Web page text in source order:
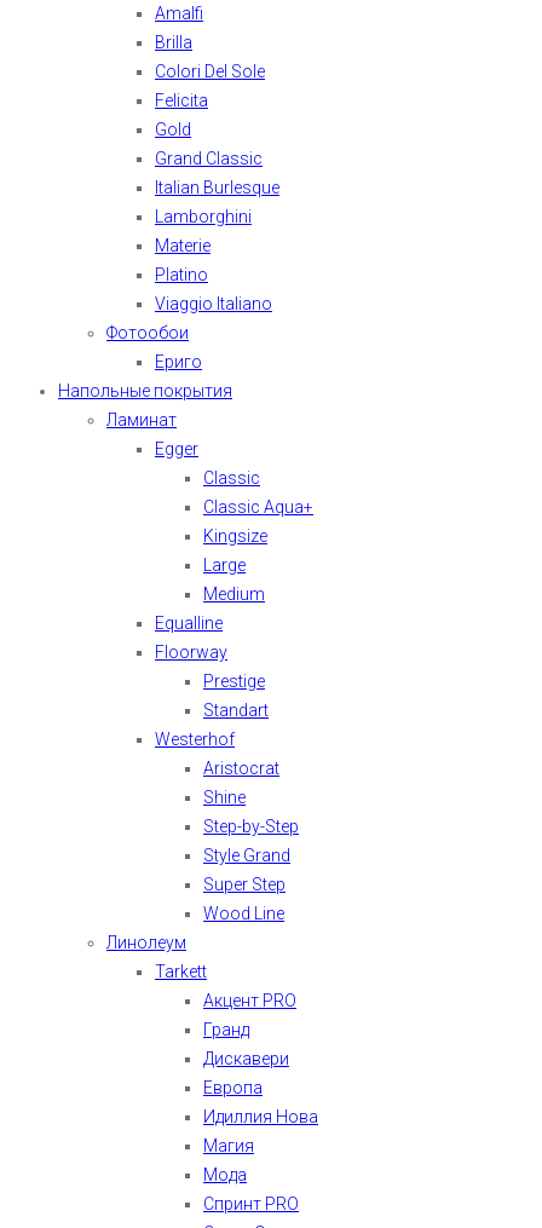
Amalfi
Brilla
Colori Del Sole
Felicita
Gold
Grand Classic
Italian Burlesque
Lamborghini
Materie
Platino
Viaggio Italiano
Фотообои
Ериго
Напольные покрытия
Ламинат
Egger
Classic
Classic Aqua+
Kingsize
Large
Medium
Equalline
Floorway
Prestige
Standart
Westerhof
Aristocrat
Shine
Step-by-Step
Style Grand
Super Step
Wood Line
Линолеум
Tarkett
Акцент PRO
Гранд
Дискавери
Европа
Идиллия Нова
Магия
Мода
Спринт PRO